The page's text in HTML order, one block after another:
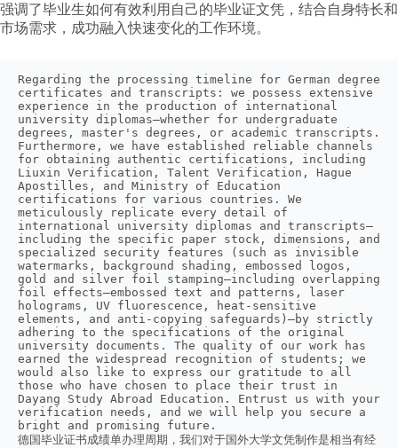
强调了毕业生如何有效利用自己的毕业证文凭，结合自身特长和
市场需求，成功融入快速变化的工作环境。
Regarding the processing timeline for German degree
certificates and transcripts: we possess extensive
experience in the production of international
university diplomas—whether for undergraduate
degrees, master's degrees, or academic transcripts.
Furthermore, we have established reliable channels
for obtaining authentic certifications, including
Liuxin Verification, Talent Verification, Hague
Apostilles, and Ministry of Education
certifications for various countries. We
meticulously replicate every detail of
international university diplomas and transcripts—
including the specific paper stock, dimensions, and
specialized security features (such as invisible
watermarks, background shading, embossed logos,
gold and silver foil stamping—including overlapping
foil effects—embossed text and patterns, laser
holograms, UV fluorescence, heat-sensitive
elements, and anti-copying safeguards)—by strictly
adhering to the specifications of the original
university documents. The quality of our work has
earned the widespread recognition of students; we
would also like to express our gratitude to all
those who have chosen to place their trust in
Dayang Study Abroad Education. Entrust us with your
verification needs, and we will help you secure a
bright and promising future.
德国毕业证书成绩单办理周期，我们对于国外大学文凭制作是相当有经